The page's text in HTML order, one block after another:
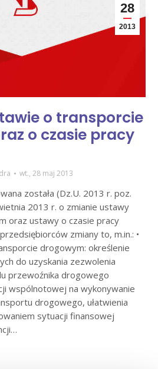
28
2013
o transporcie
o czasie pracy
wt., 28 maj 2013
została (Dz.U. 2013 r. poz.
2013 r. o zmianie ustawy
oraz ustawy o czasie pracy
zmiany to, m.in.: •
drogowym: określenie
do uzyskania zezwolenia
przewoźnika drogowego
wspólnotowej na wykonywanie
drogowego, ułatwienia
sytuacji finansowej